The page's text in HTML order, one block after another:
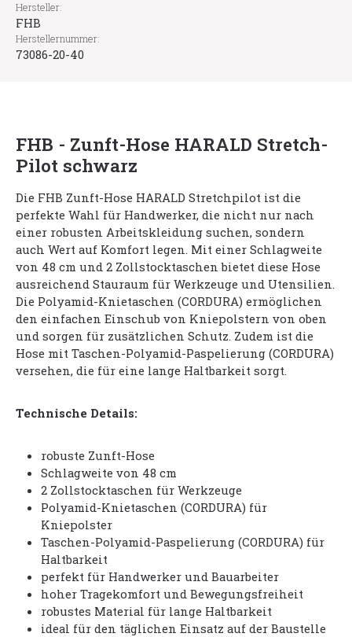
Hersteller:
FHB
Herstellernummer:
73086-20-40
FHB - Zunft-Hose HARALD Stretch-
Pilot schwarz
Die FHB Zunft-Hose HARALD Stretchpilot ist die
perfekte Wahl für Handwerker, die nicht nur nach
einer robusten Arbeitskleidung suchen, sondern
auch Wert auf Komfort legen. Mit einer Schlagweite
von 48 cm und 2 Zollstocktaschen bietet diese Hose
ausreichend Stauraum für Werkzeuge und Utensilien.
Die Polyamid-Knietaschen (CORDURA) ermöglichen
den einfachen Einschub von Kniepolstern von oben
und sorgen für zusätzlichen Schutz. Zudem ist die
Hose mit Taschen-Polyamid-Paspelierung (CORDURA)
versehen, die für eine lange Haltbarkeit sorgt.
Technische Details:
robuste Zunft-Hose
Schlagweite von 48 cm
2 Zollstocktaschen für Werkzeuge
Polyamid-Knietaschen (CORDURA) für
Kniepolster
Taschen-Polyamid-Paspelierung (CORDURA) für
Haltbarkeit
perfekt für Handwerker und Bauarbeiter
hoher Tragekomfort und Bewegungsfreiheit
robustes Material für lange Haltbarkeit
ideal für den täglichen Einsatz auf der Baustelle